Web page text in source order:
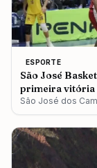
ESPORTE
São José
primeira vitória
São José dos